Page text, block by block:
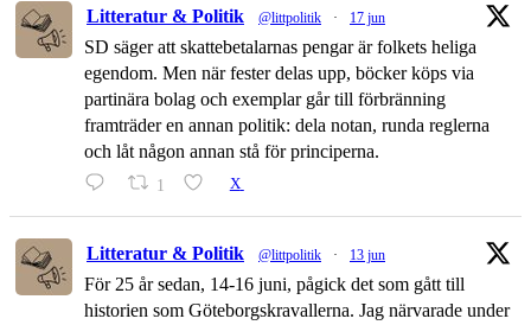
Litteratur & Politik @littpolitik · 17 jun
SD säger att skattebetalarnas pengar är folkets heliga
egendom. Men när fester delas upp, böcker köps via
partinära bolag och exemplar går till förbränning
framträder en annan politik: dela notan, runda reglerna
och låt någon annan stå för principerna.
1 X
Litteratur & Politik @littpolitik · 13 jun
För 25 år sedan, 14-16 juni, pågick det som gått till
historien som Göteborgskravallerna. Jag närvarade under